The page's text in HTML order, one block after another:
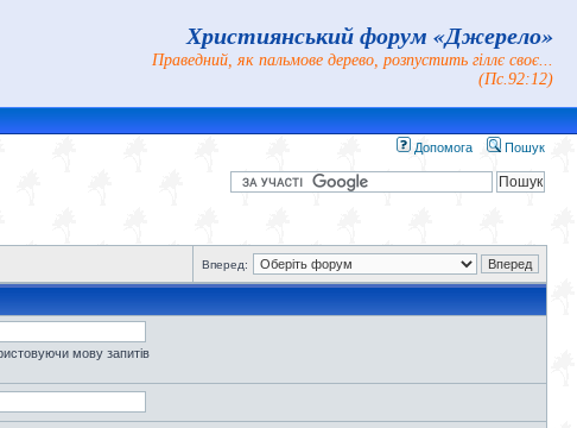
Християнський форум «Джерело»
Праведний, як пальмове дерево, розпустить гіллє своє...
(Пс.92:12)
Допомога Пошук
Вперед:
мову запитів